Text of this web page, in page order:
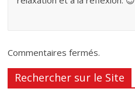
Commentaires fermés.
Rechercher sur le Site